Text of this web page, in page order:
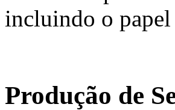
incluindo o
Produção de